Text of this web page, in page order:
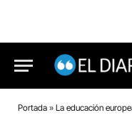
Portada » La educación